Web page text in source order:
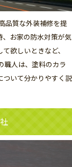
品質な外装補修を提
お家の防水対策が気
欲しいときなど、
職人は、塗料のカラ
ついて分かりやすく説